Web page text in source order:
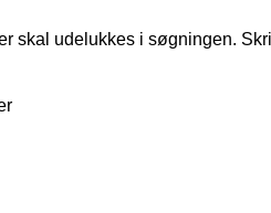
skal udelukkes i søgningen.